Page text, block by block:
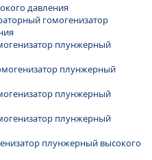
давления
гомогенизатор
плунжерный
плунжерный
плунжерный
плунжерный
плунжерный высокого